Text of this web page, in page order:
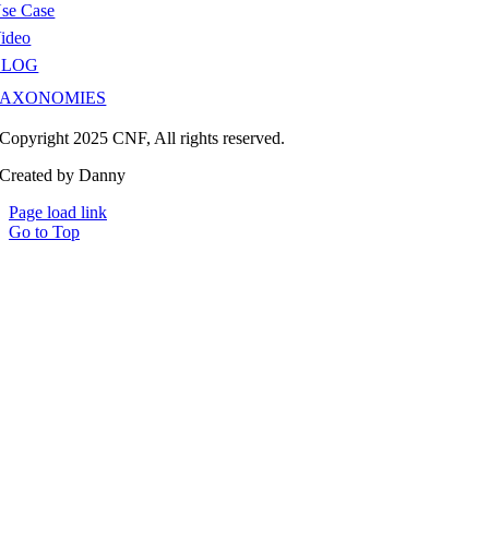
Case
Copyright 2025 CNF, All rights reserved.
Created by Danny
Page load link
Go to Top